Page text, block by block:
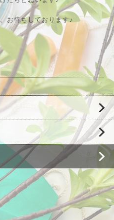
お待ちしております♪